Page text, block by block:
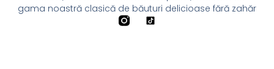
gama noastră clasică de băuturi delicioase fără zahăr